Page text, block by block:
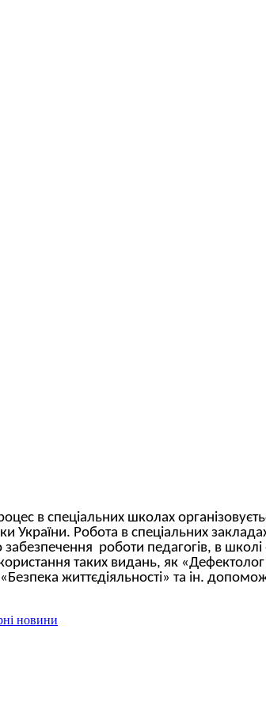
в спеціальних школах
України. Робота в спеціальних
роботи педагогів, в
таких видань, як
життєдіяльності» та ін.
новини